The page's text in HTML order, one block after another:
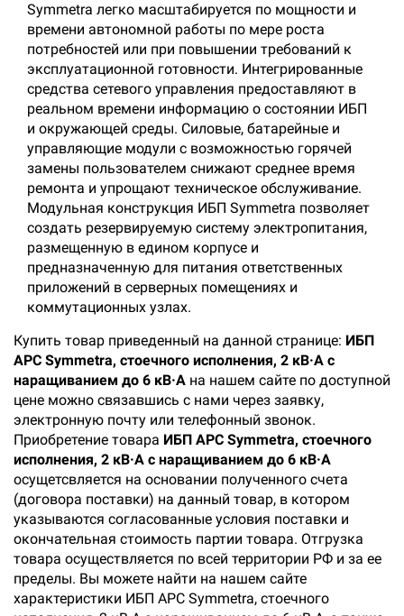
Symmetra легко масштабируется по мощности и
времени автономной работы по мере роста
потребностей или при повышении требований к
эксплуатационной готовности. Интегрированные
средства сетевого управления предоставляют в
реальном времени информацию о состоянии ИБП
и окружающей среды. Силовые, батарейные и
управляющие модули с возможностью горячей
замены пользователем снижают среднее время
ремонта и упрощают техническое обслуживание.
Модульная конструкция ИБП Symmetra позволяет
создать резервируемую систему электропитания,
размещенную в едином корпусе и
предназначенную для питания ответственных
приложений в серверных помещениях и
коммутационных узлах.
Купить товар приведенный на данной странице: ИБП
APC Symmetra, стоечного исполнения, 2 кВ·А с
наращиванием до 6 кВ·А на нашем сайте по доступной
цене можно связавшись с нами через заявку,
электронную почту или телефонный звонок.
Приобретение товара ИБП APC Symmetra, стоечного
исполнения, 2 кВ·А с наращиванием до 6 кВ·А
осущетсвляется на основании полученного счета
(договора поставки) на данный товар, в котором
указываются согласованные условия поставки и
окончательная стоимость партии товара. Отгрузка
товара осуществляется по всей территории РФ и за ее
пределы. Вы можете найти на нашем сайте
характеристики ИБП APC Symmetra, стоечного